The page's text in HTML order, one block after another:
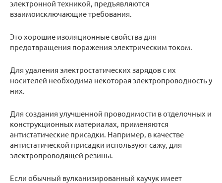
электронной техникой, предъявляются
взаимоисключающие требования.
Это хорошие изоляционные свойства для
предотвращения поражения электрическим током.
Для удаления электростатических зарядов с их
носителей необходима некоторая электропроводность у
них.
Для создания улучшенной проводимости в отделочных и
конструкционных материалах, применяются
антистатические присадки. Например, в качестве
антистатической присадки используют сажу, для
электропроводящей резины.
Если обычный вулканизированный каучук имеет